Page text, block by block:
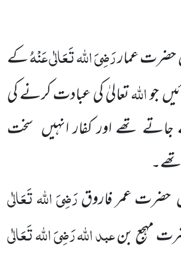
حضرت عماررَضِیَ اللہ تَعَالٰی عَنْہُکے
جواللہتعالیٰ کی عبادت کرنے کی
جاتے تھے اور کفار انہیں سخت
حضرت عمر فاروقرَضِیَ اللہ تَعَالٰی
مہجع بنعبد اللہرَضِیَ اللہ تَعَالٰی